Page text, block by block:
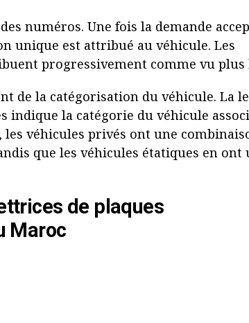
numéros. Une fois la demande
unique est attribué au véhicule. Les
progressivement comme vu plus
de la catégorisation du véhicule. La
indique la catégorie du véhicule
les véhicules privés ont une
que les véhicules étatiques en ont
de plaques
Maroc